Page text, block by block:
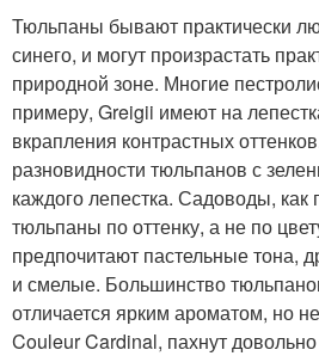
Тюльпаны бывают практически
синего, и могут произрастать
природной зоне. Многие
примеру, Greigii имеют на
вкрапления контрастных
разновидности тюльпанов с
каждого лепестка. Садоводы,
тюльпаны по оттенку, а не по
предпочитают пастельные тона,
и смелые. Большинство
отличается ярким ароматом, но
Couleur Cardinal, пахнут